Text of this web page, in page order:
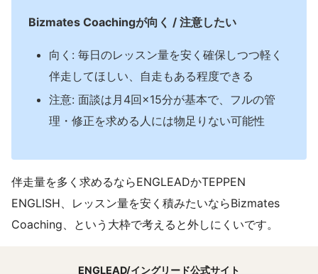
Bizmates Coachingが向く / 注意したい
向く: 毎日のレッスン量を安く確保しつつ軽く
伴走してほしい、自走もある程度できる
注意: 面談は月4回×15分が基本で、フルの管
理・修正を求める人には物足りない可能性
伴走量を多く求めるならENGLEADかTEPPEN
ENGLISH、レッスン量を安く積みたいならBizmates
Coaching、という大枠で考えると外しにくいです。
ENGLEAD/イングリード公式サイト